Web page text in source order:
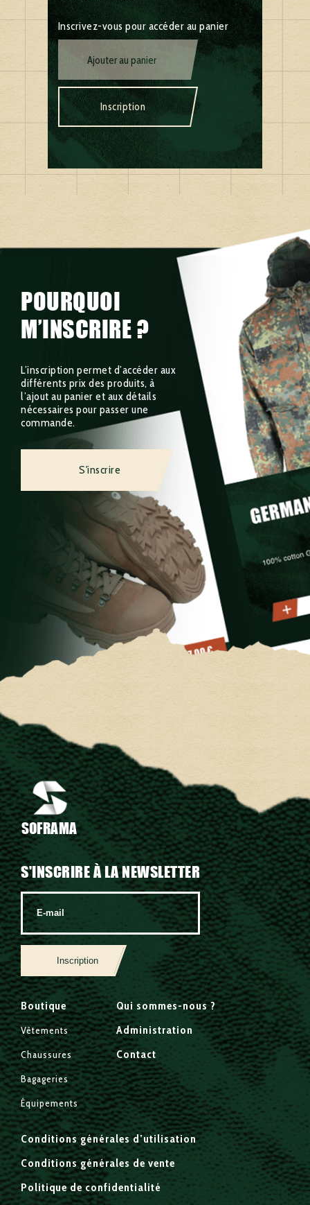
Inscrivez-vous pour accéder au panier
Ajouter au panier
Inscription
POURQUOI
M’INSCRIRE ?
L’inscription permet d’accéder aux
différents prix des produits, à
l’ajout au panier et aux détails
nécessaires pour passer une
commande.
S'inscrire
SOFRAMA
S'INSCRIRE À LA NEWSLETTER
Inscription
Boutique
Vêtements
Chaussures
Bagageries
Équipements
Qui sommes-nous ?
Administration
Contact
Conditions générales d’utilisation
Conditions générales de vente
Politique de confidentialité